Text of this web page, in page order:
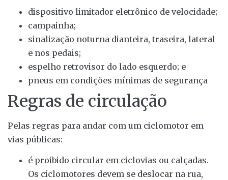
dispositivo limitador eletrônico de velocidade;
campainha;
sinalização noturna dianteira, traseira, lateral
e nos pedais;
espelho retrovisor do lado esquerdo; e
pneus em condições mínimas de segurança
Regras de circulação
Pelas regras para andar com um ciclomotor em
vias públicas:
é proibido circular em ciclovias ou calçadas.
Os ciclomotores devem se deslocar na rua,